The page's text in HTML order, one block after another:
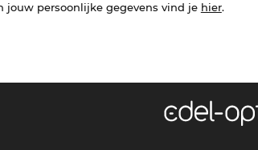
persoonlijke gegevens vind je hier.